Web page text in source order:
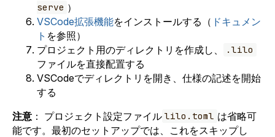
serve ）
VSCode拡張機能をインストールする（ ドキュメン
ト を参照）
プロジェクト用のディレクトリを作成し、
.lilo
ファイルを直接配置する
VSCodeでディレクトリを開き、仕様の記述を開始
する
注意 ： プロジェクト設定ファイル lilo.toml は省略可
能です。最初のセットアップでは、これをスキップし